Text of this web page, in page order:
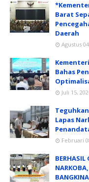
Barat
Daerah
Agustus
Bahas
Juli 15,
Lapas
Februari
BERHASIL